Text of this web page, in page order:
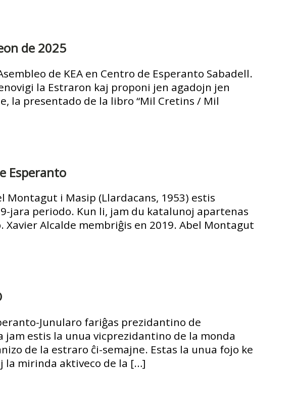
de 2025
de KEA en Centro de Esperanto Sabadell.
la Estraron kaj proponi jen agadojn jen
la presentado de la libro “Mil Cretins / Mil
Esperanto
i Masip (Llardacans, 1953) estis
jara periodo. Kun li, jam du katalunoj apartenas
Alcalde membriĝis en 2019. Abel Montagut
Junularo fariĝas prezidantino de
jam estis la unua vicprezidantino de la monda
de la estraro ĉi-semajne. Estas la unua fojo ke
la mirinda aktiveco de la […]